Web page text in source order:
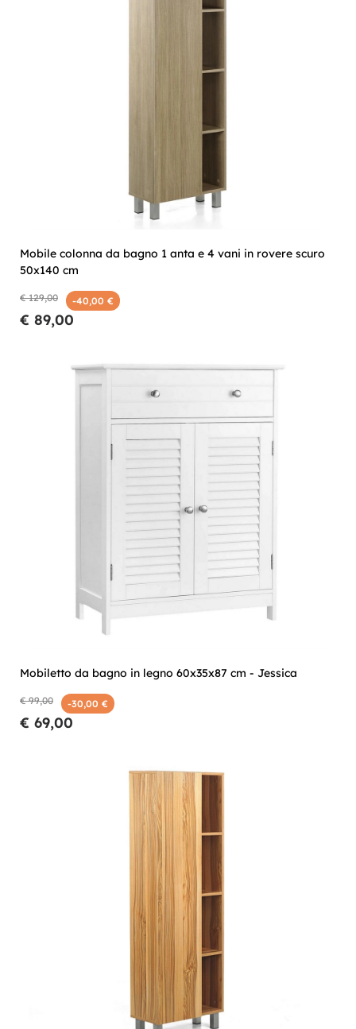
Mobile colonna da bagno 1 anta e 4 vani in rovere scuro
50x140 cm
€ 129,00 -40,00 €
€ 89,00
Mobiletto da bagno in legno 60x35x87 cm - Jessica
€ 99,00 -30,00 €
€ 69,00